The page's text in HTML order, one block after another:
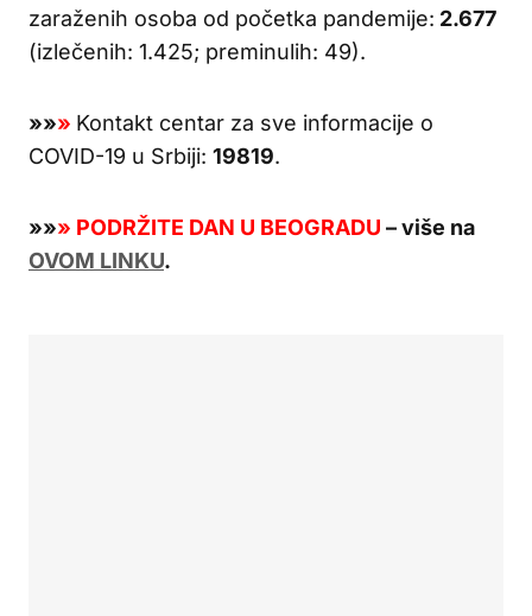
zaraženih osoba od početka pandemije: 2.677
(izlečenih: 1.425; preminulih: 49).
»»» Kontakt centar za sve informacije o
COVID-19 u Srbiji: 19819.
»»» PODRŽITE DAN U BEOGRADU – više na
OVOM LINKU.